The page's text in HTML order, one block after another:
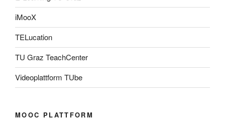
iMooX
TELucation
TU Graz TeachCenter
Videoplattform TUbe
MOOC PLATTFORM